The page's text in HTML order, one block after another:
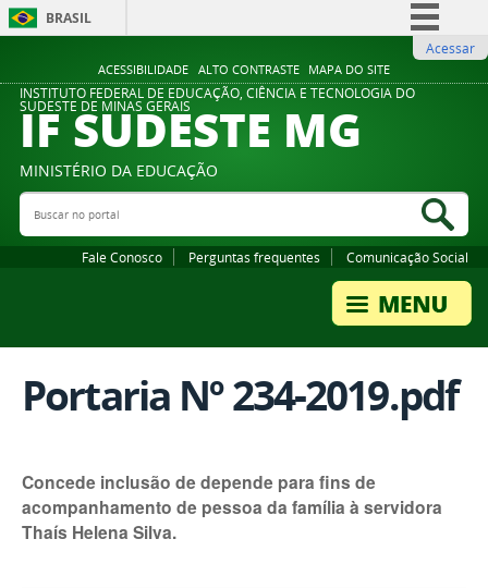
ACESSIBILIDADE ALTO CONTRASTE MAPA DO SITE
BRASIL
Comunica BR
Participe
Legislação
Acessar
INSTITUTO FEDERAL DE EDUCAÇÃO, CIÊNCIA E TECNOLOGIA DO
SUDESTE DE MINAS GERAIS
IF SUDESTE MG
MINISTÉRIO DA EDUCAÇÃO
Buscar no portal
Fale Conosco Perguntas frequentes Comunicação Social
Portaria Nº 234-2019.pdf
Concede inclusão de depende para fins de
acompanhamento de pessoa da família à servidora
Thaís Helena Silva.